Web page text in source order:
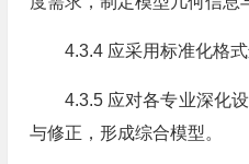
4.3.4 应采用标准化格式
4.3.5 应对各专业深化
与修正，形成综合模型。